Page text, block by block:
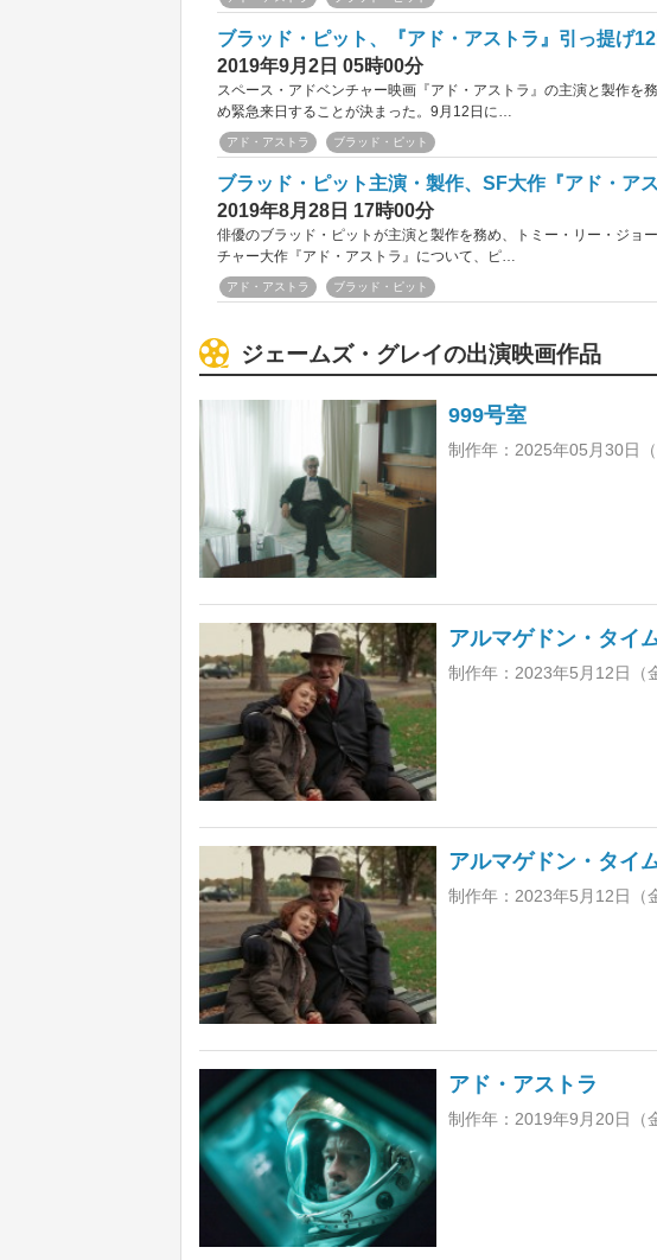
ブラッド・ピット、『アド・アストラ』引っ提げ
2019年9月2日 05時00分
スペース・アドベンチャー映画『アド・アストラ』の主演と製作を
め緊急来日することが決まった。9月12日に…
アド・アストラ ブラッド・ピット
ブラッド・ピット主演・製作、SF大作『アド・ア
2019年8月28日 17時00分
俳優のブラッド・ピットが主演と製作を務め、トミー・リー・ジョ
チャー大作『アド・アストラ』について、ピ…
アド・アストラ ブラッド・ピット
ジェームズ・グレイの出演映画作品
999号室
制作年：2025年05月30日
アルマゲドン・タ
制作年：2023年5月12日（
アルマゲドン・タ
制作年：2023年5月12日（
アド・アストラ
制作年：2019年9月20日（